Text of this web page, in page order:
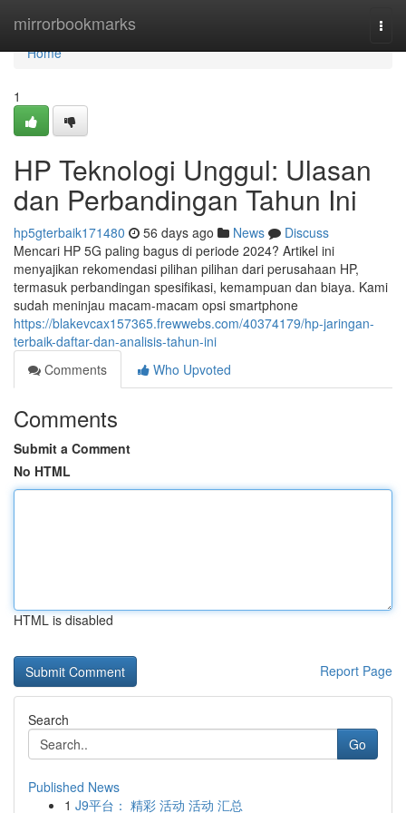
mirrorbookmarks
Home
Home
1
HP Teknologi Unggul: Ulasan
dan Perbandingan Tahun Ini
hp5gterbaik171480 56 days ago News
Discuss
Mencari HP 5G paling bagus di periode 2024? Artikel ini
menyajikan rekomendasi pilihan pilihan dari perusahaan HP,
termasuk perbandingan spesifikasi, kemampuan dan biaya. Kami
sudah meninjau macam-macam opsi smartphone
https://blakevcax157365.frewwebs.com/40374179/hp-jaringan-
terbaik-daftar-dan-analisis-tahun-ini
Comments
Who Upvoted
Comments
Submit a Comment
No HTML
HTML is disabled
Report Page
Search
Go
Published News
1 J9平台： 精彩 活动 活动 汇总